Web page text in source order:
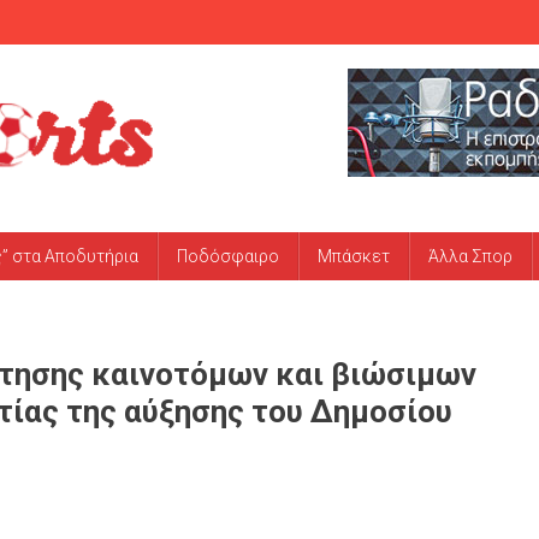
στα Αποδυτήρια Ποδόσφαιρο Μπάσκετ Άλλα Σπορ
καινοτόμων και βιώσιμων
της αύξησης του Δημοσίου